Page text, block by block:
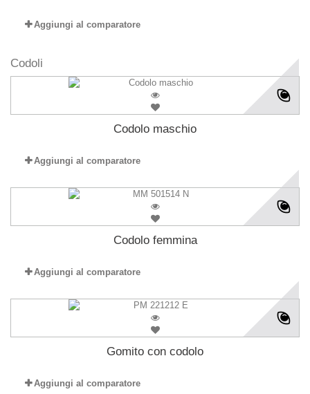
Aggiungi al comparatore
Codoli
Codolo maschio
Aggiungi al comparatore
Codolo femmina
Aggiungi al comparatore
Gomito con codolo
Aggiungi al comparatore